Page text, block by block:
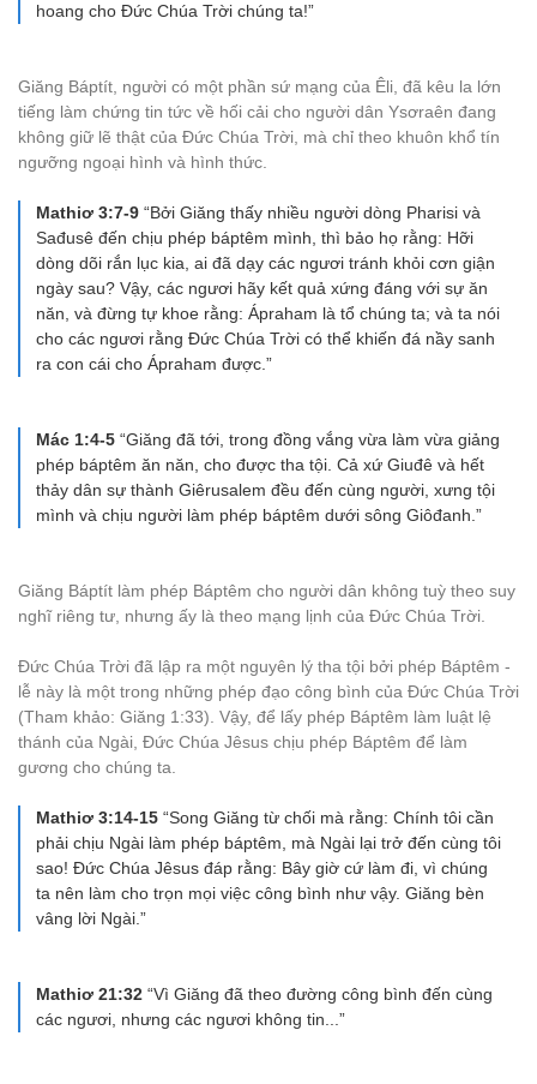
hoang cho Đức Chúa Trời chúng ta!”
Giăng Báptít, người có một phần sứ mạng của Êli, đã kêu la lớn
tiếng làm chứng tin tức về hối cải cho người dân Ysơraên đang
không giữ lẽ thật của Đức Chúa Trời, mà chỉ theo khuôn khổ tín
ngưỡng ngoại hình và hình thức.
Mathiơ 3:7-9 “Bởi Giăng thấy nhiều người dòng Pharisi và
Sađusê đến chịu phép báptêm mình, thì bảo họ rằng: Hỡi
dòng dõi rắn lục kia, ai đã dạy các ngươi tránh khỏi cơn giận
ngày sau? Vậy, các ngươi hãy kết quả xứng đáng với sự ăn
năn, và đừng tự khoe rằng: Ápraham là tổ chúng ta; và ta nói
cho các ngươi rằng Ðức Chúa Trời có thể khiến đá nầy sanh
ra con cái cho Ápraham được.”
Mác 1:4-5 “Giăng đã tới, trong đồng vắng vừa làm vừa giảng
phép báptêm ăn năn, cho được tha tội. Cả xứ Giuđê và hết
thảy dân sự thành Giêrusalem đều đến cùng người, xưng tội
mình và chịu người làm phép báptêm dưới sông Giôđanh.”
Giăng Báptít làm phép Báptêm cho người dân không tuỳ theo suy
nghĩ riêng tư, nhưng ấy là theo mạng lịnh của Đức Chúa Trời.
Đức Chúa Trời đã lập ra một nguyên lý tha tội bởi phép Báptêm -
lễ này là một trong những phép đạo công bình của Đức Chúa Trời
(Tham khảo: Giăng 1:33). Vậy, để lấy phép Báptêm làm luật lệ
thánh của Ngài, Đức Chúa Jêsus chịu phép Báptêm để làm
gương cho chúng ta.
Mathiơ 3:14-15 “Song Giăng từ chối mà rằng: Chính tôi cần
phải chịu Ngài làm phép báptêm, mà Ngài lại trở đến cùng tôi
sao! Ðức Chúa Jêsus đáp rằng: Bây giờ cứ làm đi, vì chúng
ta nên làm cho trọn mọi việc công bình như vậy. Giăng bèn
vâng lời Ngài.”
Mathiơ 21:32 “Vì Giăng đã theo đường công bình đến cùng
các ngươi, nhưng các ngươi không tin...”